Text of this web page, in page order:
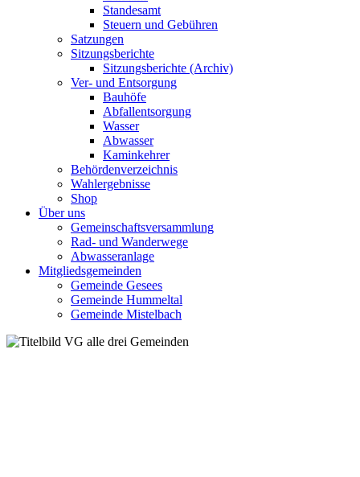
Standesamt
Steuern und Gebühren
Satzungen
Sitzungsberichte
Sitzungsberichte (Archiv)
Ver- und Entsorgung
Bauhöfe
Abfallentsorgung
Wasser
Abwasser
Kaminkehrer
Behördenverzeichnis
Wahlergebnisse
Shop
Über uns
Gemeinschaftsversammlung
Rad- und Wanderwege
Abwasseranlage
Mitgliedsgemeinden
Gemeinde Gesees
Gemeinde Hummeltal
Gemeinde Mistelbach